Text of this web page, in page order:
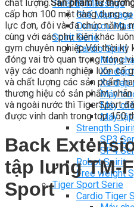
Thiết Bị Massage
Ghế Massage
Dụng cụ
Spirit Serie
Cardio Spirit
Máy
Xe đạp
Xe đạp
Máy
Máy
Máy
Strength
SP3
SP4
Robot Spirit
Free weight
Tiger Sport Serie
Cardio Tiger
chất lượng.Sản phẩm từ
cấp hơn 100 mặt hàng dụng
lực đơn, đôi và đa chức năng,
cùng với các phụ kiện khác
gym chuyên nghiệp.Với thời kỳ
đóng vai trò quan trọng trong
vậy các doanh nghiệp luôn cố
và chất lượng các sản phẩm
thương hiệu có sản phẩm,
và ngoài nước thì TigerSport
được vinh danh trong top 150
Back
tập lưng TM-
Sport